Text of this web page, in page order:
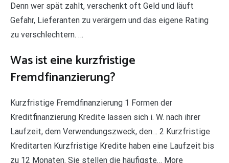
Denn wer spät zahlt, verschenkt oft Geld und läuft
Gefahr, Lieferanten zu verärgern und das eigene Rating
zu verschlechtern. …
Was ist eine kurzfristige
Fremdfinanzierung?
Kurzfristige Fremdfinanzierung 1 Formen der
Kreditfinanzierung Kredite lassen sich i. W. nach ihrer
Laufzeit, dem Verwendungszweck, den… 2 Kurzfristige
Kreditarten Kurzfristige Kredite haben eine Laufzeit bis
zu 12 Monaten. Sie stellen die häufigste… More